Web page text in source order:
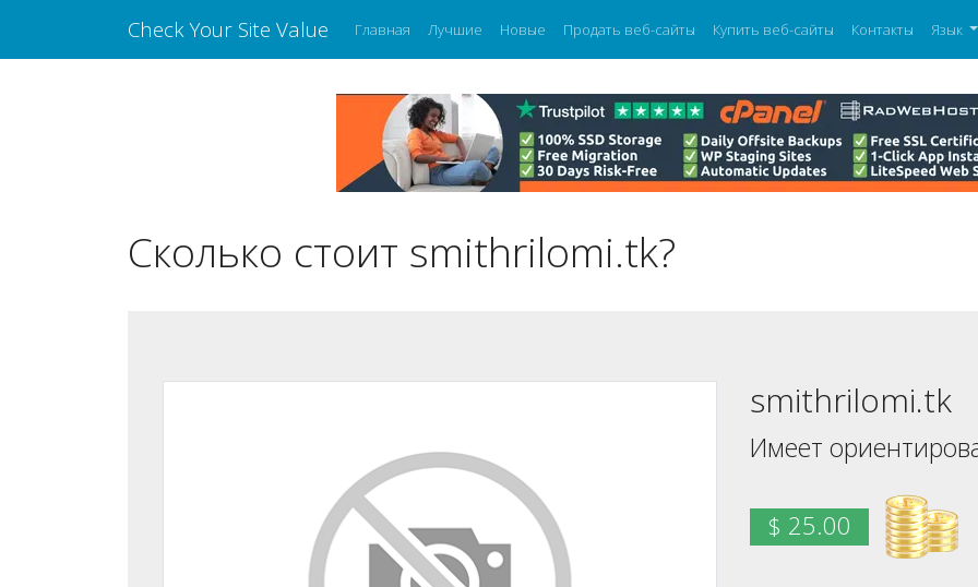
Check Your Site Value Главная Лучшие Новые Продать веб-сайты Купить веб-сайты Контакты Язык
Сколько стоит smithrilomi.tk?
smithrilomi.tk
Имеет
$ 25.00